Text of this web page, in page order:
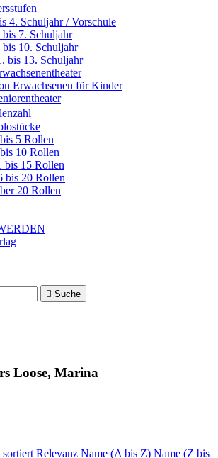
4. Schuljahr / Vorschule
bis 7. Schuljahr
bis 10. Schuljahr
bis 13. Schuljahr
Erwachsenen für Kinder
5 Rollen
10 Rollen
bis 15 Rollen
bis 20 Rollen
20 Rollen
 Suche
Loose, Marina
sortiertRelevanz Name (A bis Z) Name (Z bis